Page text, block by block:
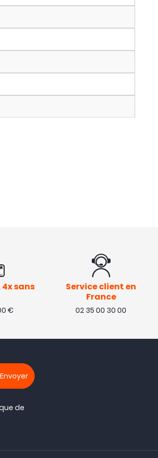
sans
€
Service client en
France
02 35 00 30 00
de